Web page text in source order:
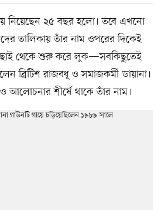
নিয়েছেন ২৫ বছর হলো। তবে এখনো
তালিকায় তাঁর নাম ওপরের দিকেই
থেকে শুরু করে লুক—সবকিছুতেই
ব্রিটিশ রাজবধূ ও সমাজকর্মী ডায়ানা।
শীর্ষে থাকে তাঁর নাম।